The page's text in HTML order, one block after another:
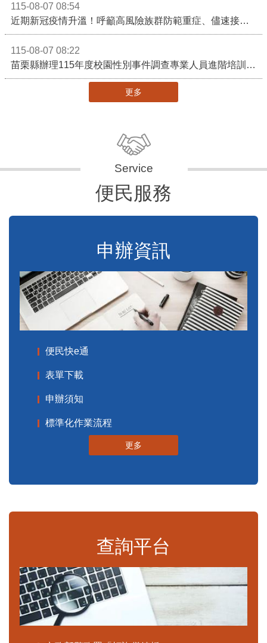
115-08-07 08:54
近期新冠疫情升溫！呼籲高風險族群防範重症、儘速接種疫苗及早就醫
115-08-07 08:22
苗栗縣辦理115年度校園性別事件調查專業人員進階培訓 深化調查實務能力 持續打造安全友善校園
更多
便民服務
申辦資訊
便民快e通
表單下載
申辦須知
標準化作業流程
更多
查詢平台